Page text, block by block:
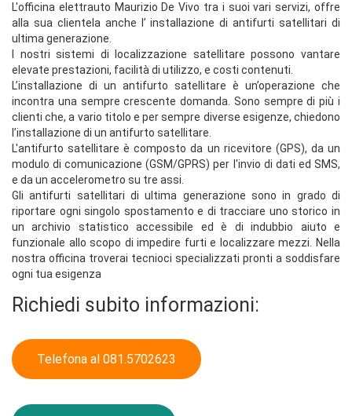
L'officina elettrauto Maurizio De Vivo tra i suoi vari servizi, offre
alla sua clientela anche l’ installazione di antifurti satellitari di
ultima generazione.
I nostri sistemi di localizzazione satellitare possono vantare
elevate prestazioni, facilità di utilizzo, e costi contenuti.
L’installazione di un antifurto satellitare è un’operazione che
incontra una sempre crescente domanda. Sono sempre di più i
clienti che, a vario titolo e per sempre diverse esigenze, chiedono
l’installazione di un antifurto satellitare.
L'antifurto satellitare è composto da un ricevitore (GPS), da un
modulo di comunicazione (GSM/GPRS) per l'invio di dati ed SMS,
e da un accelerometro su tre assi.
Gli antifurti satellitari di ultima generazione sono in grado di
riportare ogni singolo spostamento e di tracciare uno storico in
un archivio statistico accessibile ed è di indubbio aiuto e
funzionale allo scopo di impedire furti e localizzare mezzi. Nella
nostra officina troverai tecnioci specializzati pronti a soddisfare
ogni tua esigenza
Richiedi subito informazioni:
Telefona al 081.5702623